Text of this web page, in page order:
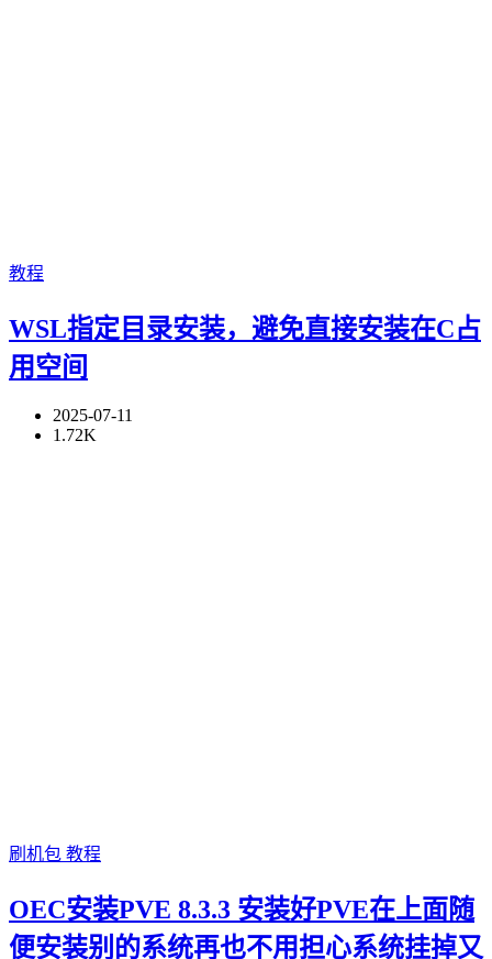
教程
WSL指定目录安装，避免直接安装在C占
用空间
2025-07-11
1.72K
刷机包 教程
OEC安装PVE 8.3.3 安装好PVE在上面随
便安装别的系统再也不用担心系统挂掉又